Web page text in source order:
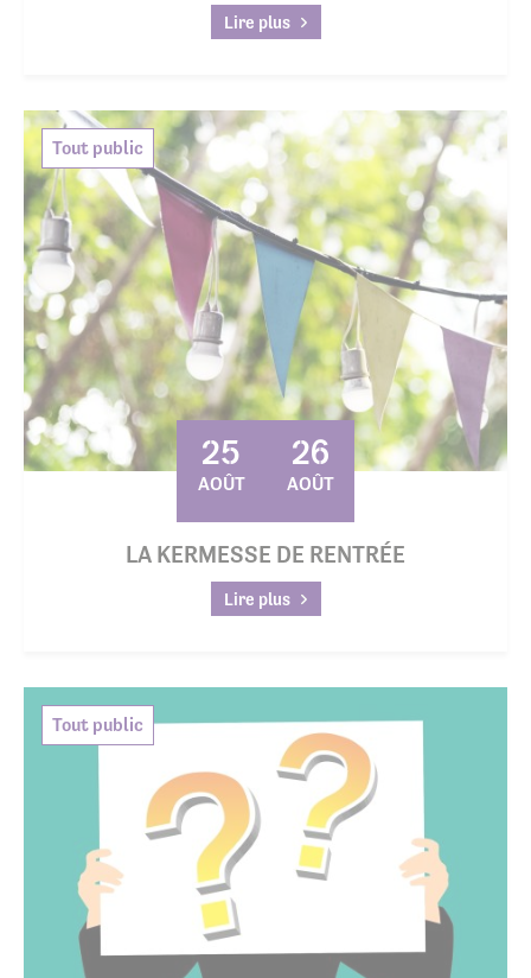
Lire plus
Tout public
25
AOÛT
26
AOÛT
LA KERMESSE DE RENTRÉE
Lire plus
Tout public